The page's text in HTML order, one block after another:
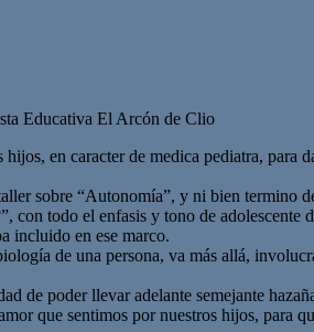
Educativa El Arcón de Clio
en caracter de medica pediatra,
sobre “Autonomía”, y ni bien termino
con todo el enfasis y tono de
incluido en ese marco.
de una persona, va más allá,
de poder llevar adelante semejante
que sentimos por nuestros hijos, para